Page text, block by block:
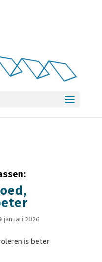
januari 2026